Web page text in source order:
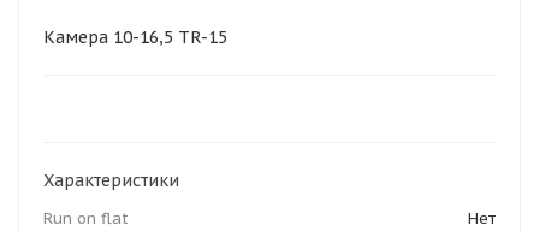
Камера 10-16,5 TR-15
Характеристики
Run on flat
Нет